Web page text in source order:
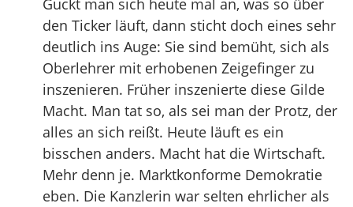
Guckt man sich heute mal an, was so über
den Ticker läuft, dann sticht doch eines sehr
deutlich ins Auge: Sie sind bemüht, sich als
Oberlehrer mit erhobenen Zeigefinger zu
inszenieren. Früher inszenierte diese Gilde
Macht. Man tat so, als sei man der Protz, der
alles an sich reißt. Heute läuft es ein
bisschen anders. Macht hat die Wirtschaft.
Mehr denn je. Marktkonforme Demokratie
eben. Die Kanzlerin war selten ehrlicher als